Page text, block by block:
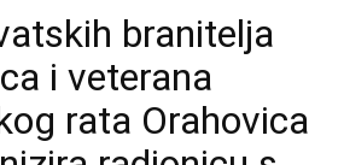
stranice
Grada
branitelja
i veterana
rata Orahovica